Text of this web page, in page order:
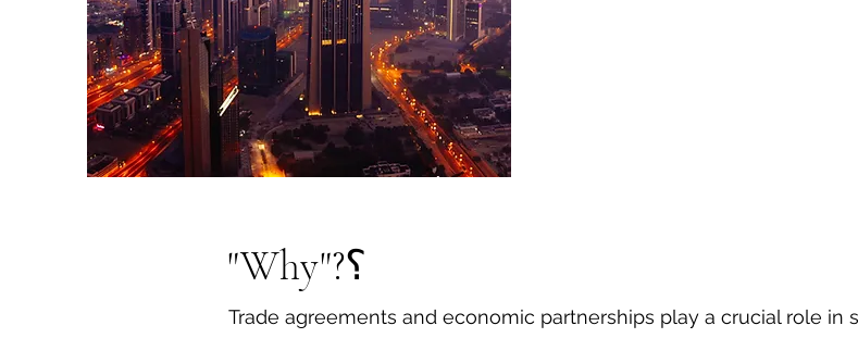
"Why"?؟
Trade agreements and economic partnerships play a crucial role